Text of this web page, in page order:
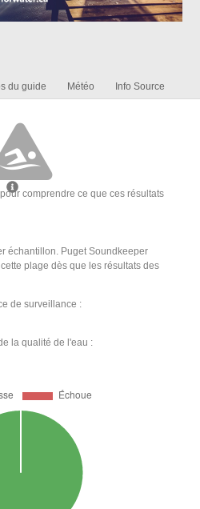
du guide Météo Info Source
comprendre ce que ces résultats
échantillon. Puget Soundkeeper
plage dès que les résultats des
de surveillance :
la qualité de l'eau :